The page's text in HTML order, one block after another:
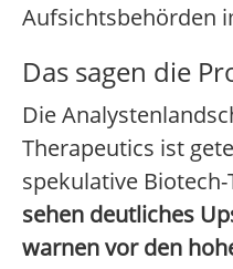
Aufsichtsbehörden
Das sagen die
Die
Therapeutics ist
spekulative
sehen deutliches
warnen vor den